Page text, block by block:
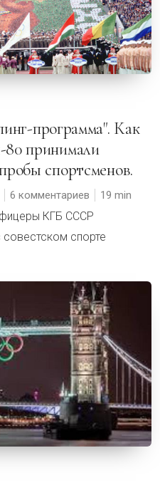
принимали
спортсменов.
6 комментариев 19
КГБ СССР
спорте